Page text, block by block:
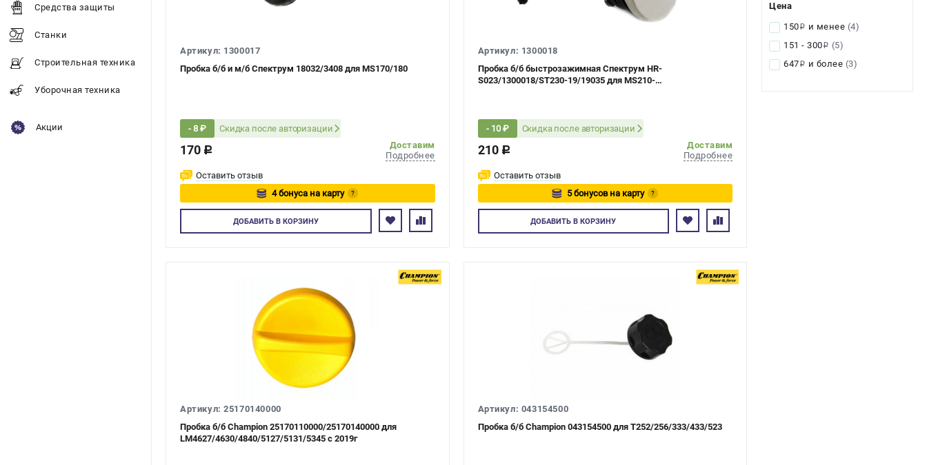
Средства защиты
Станки
Строительная техника
Уборочная техника
Акции
Артикул: 1300017
Пробка б/б и м/б Спектрум 18032/3408 для MS170/180
- 8 ₽ Скидка после авторизации
170 c
Доставим
Подробнее
Оставить отзыв
4 бонуса на карту
?
Авторизуйтесь
ДОБАВИТЬВ КОРЗИНУ
Артикул: 1300018
Пробка б/б быстрозажимная Спектрум HR-
S023/1300018/ST230-19/19035 для MS210-
- 10 ₽ Скидка после авторизации
210 c
Доставим
Подробнее
Оставить отзыв
5 бонусов на карту
?
Авторизуйтесь
ДОБАВИТЬ В КОРЗИНУ
Артикул: 25170140000
Пробка б/б Champion 25170110000/25170140000 для
LM4627/4630/4840/5127/5131/5345 с 2019г
Артикул: 043154500
Пробка б/б Champion 043154500 для T252/256/333/433/523
Цена
150i и менее (4)
151 - 300i (5)
647i и более (3)